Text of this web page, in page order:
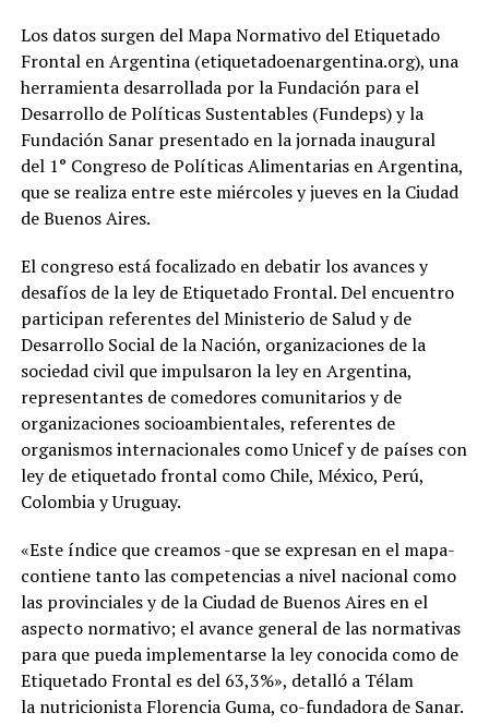
Los datos surgen del Mapa Normativo del Etiquetado
Frontal en Argentina (etiquetadoenargentina.org), una
herramienta desarrollada por la Fundación para el
Desarrollo de Políticas Sustentables (Fundeps) y la
Fundación Sanar presentado en la jornada inaugural
del 1° Congreso de Políticas Alimentarias en Argentina,
que se realiza entre este miércoles y jueves en la Ciudad
de Buenos Aires.
El congreso está focalizado en debatir los avances y
desafíos de la ley de Etiquetado Frontal. Del encuentro
participan referentes del Ministerio de Salud y de
Desarrollo Social de la Nación, organizaciones de la
sociedad civil que impulsaron la ley en Argentina,
representantes de comedores comunitarios y de
organizaciones socioambientales, referentes de
organismos internacionales como Unicef y de países con
ley de etiquetado frontal como Chile, México, Perú,
Colombia y Uruguay.
«Este índice que creamos -que se expresan en el mapa-
contiene tanto las competencias a nivel nacional como
las provinciales y de la Ciudad de Buenos Aires en el
aspecto normativo; el avance general de las normativas
para que pueda implementarse la ley conocida como de
Etiquetado Frontal es del 63,3%», detalló a Télam
la nutricionista Florencia Guma, co-fundadora de Sanar.